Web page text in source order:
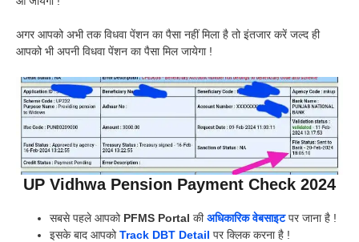
अगर आपको अभी तक विधवा पेंशन का पैसा नहीं मिला है तो इंतजार करें जल्द ही
आपको भी अपनी विधवा पेंशन का पैसा मिल जायेगा !
UP Vidhwa Pension Payment Check 2024
सबसे पहले आपको PFMS Portal कीअधिकारिक वेबसाइटपर जाना है !
इसके बाद आपकोTrack DBT Detail पर क्लिक करना है !